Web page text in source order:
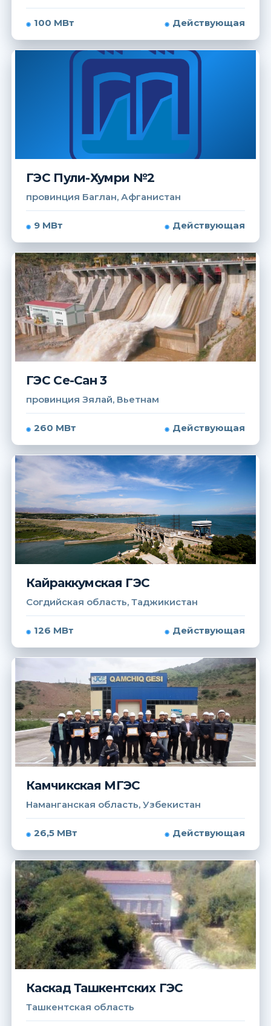
100 МВт Действующая
ГЭС Пули-Хумри №2
провинция Баглан, Афганистан
9 МВт Действующая
ГЭС Се-Сан 3
провинция Зялай, Вьетнам
260 МВт Действующая
Кайраккумская ГЭС
Согдийская область, Таджикистан
126 МВт Действующая
Камчикская МГЭС
Наманганская область, Узбекистан
26,5 МВт Действующая
Каскад Ташкентских ГЭС
Ташкентская область